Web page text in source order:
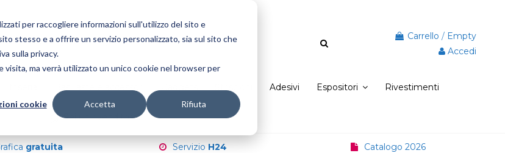
per raccogliere informazioni sull'utilizzo del sito e
stesso e a offrire un servizio personalizzato, sia sul sito che
sulla privacy.
ma verrà utilizzato un unico cookie nel browser per
cookie Accetta Rifiuta
Carrello / Empty
Accedi
Adesivi Espositori Rivestimenti
Sei un rivenditore?
gratuita Servizio H24 Catalogo 2026